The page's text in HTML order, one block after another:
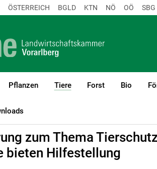
ÖSTERREICH BGLD KTN NÖ OÖ SBG
Pflanzen Tiere
(current)1
Forst Bio
Förderung und Rechtliches
zum Thema
bieten Hilfestellung